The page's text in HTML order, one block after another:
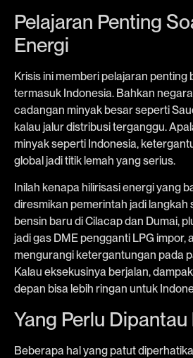
Pelajaran Penting
Energi
Krisis ini memberi pelajaran penting
termasuk Indonesia. Bahkan
cadangan minyak besar seperti
kalau jalur distribusi terganggu.
minyak seperti Indonesia,
global jadi titik lemah yang serius.
Inilah kenapa hilirisasi energi yang
diresmikan pemerintah jadi langkah
bensin baru di Cilacap dan Dumai,
jadi gas DME pengganti LPG impor,
mengurangi ketergantungan pada
Kalau eksekusinya berjalan,
depan bisa lebih ringan untuk
Yang Perlu Dipantau
Beberapa hal yang patut